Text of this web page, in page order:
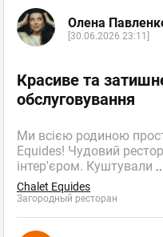
Олена
[30.06.2026 23:11]
Красиве та
обслуговування
Ми всією родиною
Equides! Чудовий
інтер'єром. Куштували
Chalet Equides
Загородный ресторан